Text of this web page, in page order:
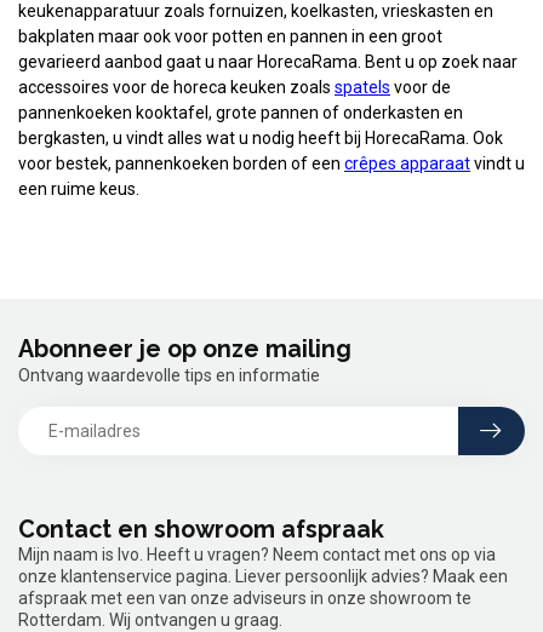
keukenapparatuur zoals fornuizen, koelkasten, vrieskasten en
bakplaten maar ook voor potten en pannen in een groot
gevarieerd aanbod gaat u naar HorecaRama. Bent u op zoek naar
accessoires voor de horeca keuken zoals spatels voor de
pannenkoeken kooktafel, grote pannen of onderkasten en
bergkasten, u vindt alles wat u nodig heeft bij HorecaRama. Ook
voor bestek, pannenkoeken borden of een crêpes apparaatvindt u
een ruime keus.
Contact en showroom afspraak
Mijn naam is Ivo. Heeft u vragen? Neem contact met ons op via
onze klantenservice pagina. Liever persoonlijk advies? Maak een
afspraak met een van onze adviseurs in onze showroom te
Rotterdam. Wij ontvangen u graag.
Abonneer je op onze mailing
Ontvang waardevolle tips en informatie